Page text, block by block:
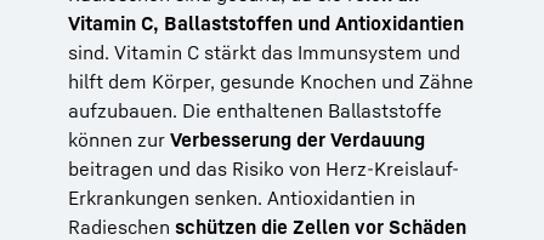
Vitamin C, Ballaststoffen und Antioxidantien
sind. Vitamin C stärkt das Immunsystem und
hilft dem Körper, gesunde Knochen und Zähne
aufzubauen. Die enthaltenen Ballaststoffe
können zur Verbesserung der Verdauung
beitragen und das Risiko von Herz-Kreislauf-
Erkrankungen senken. Antioxidantien in
Radieschen schützen die Zellen vor Schäden